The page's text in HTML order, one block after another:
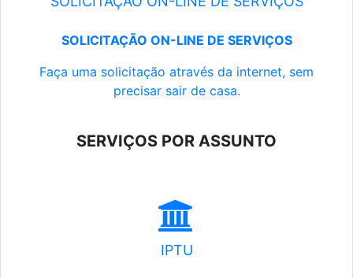
SOLICITAÇÃO ON-LINE DE SERVIÇOS
Faça uma solicitação através da internet, sem
precisar sair de casa.
SERVIÇOS POR ASSUNTO
IPTU